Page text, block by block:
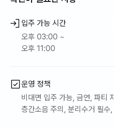
차분한 조명과 포근한 침구, 군더
필요할 때 직접 요리를 할 수 있
출장이나 학업, 장기 여행으로 머
한 달 이상 머물러야 하지만 호텔
입주 가능 시간
오후 03:00 ~
오후 11:00
운영 정책
비대면 입주 가능, 금연, 파티
층간소음 주의, 분리수거 필수,